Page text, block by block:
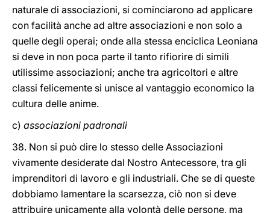
naturale di associazioni, si cominciarono ad applicare
con facilità anche ad altre associazioni e non solo a
quelle degli operai; onde alla stessa enciclica Leoniana
si deve in non poca parte il tanto rifiorire di simili
utilissime associazioni; anche tra agricoltori e altre
classi felicemente si unisce al vantaggio economico la
cultura delle anime.
c) associazioni padronali
38. Non si può dire lo stesso delle Associazioni
vivamente desiderate dal Nostro Antecessore, tra gli
imprenditori di lavoro e gli industriali. Che se di queste
dobbiamo lamentare la scarsezza, ciò non si deve
attribuire unicamente alla volontà delle persone, ma